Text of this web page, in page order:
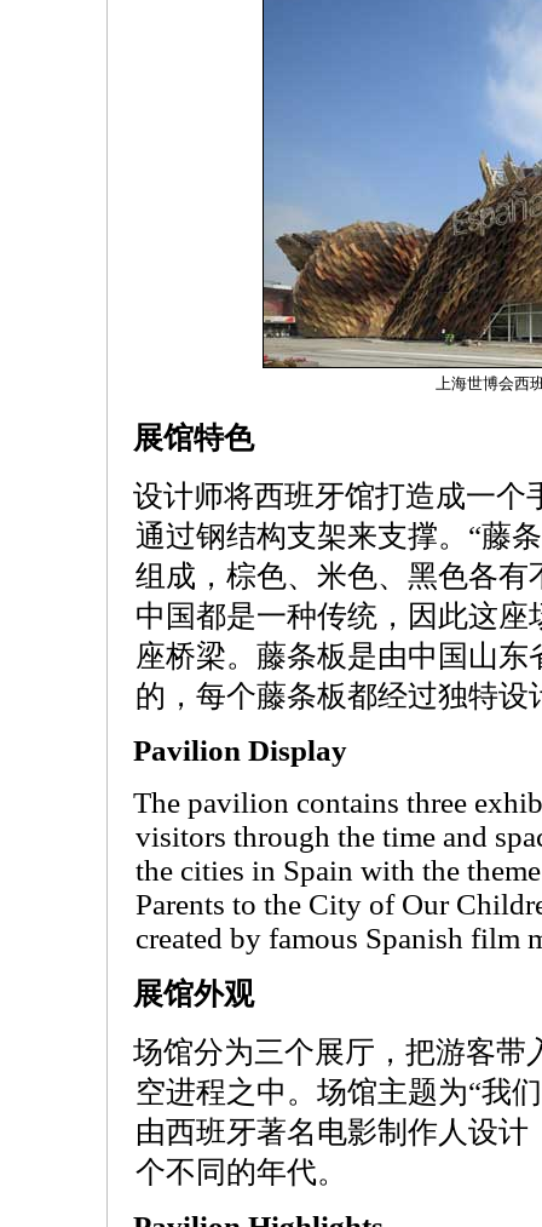
上海世博会西
展馆特色
设计师将西班牙馆打造成一个
通过钢结构支架来支撑。“藤
组成，棕色、米色、黑色各
中国都是一种传统，因此这
座桥梁。藤条板是由中国山
的，每个藤条板都经过独特设
Pavilion Display
The pavilion contains three
visitors through the time and
the cities in Spain with the
Parents to the City of Our
created by famous Spanish film
展馆外观
场馆分为三个展厅，把游客带
空进程之中。场馆主题为“我
由西班牙著名电影制作人设
个不同的年代。